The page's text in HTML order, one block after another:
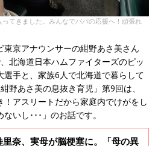
てきました。みんなでパパの応援へ！頑張れ
東京アナウンサーの紺野あさ美さん
北海道日本ハムファイターズのピッ
手と、家族6人で北海道で暮らして
野あさ美の息抜き育児」第9回は、
！アスリートだから家庭内でけがをし
いし･･･」のお話です。
里奈、実母が脳梗塞に。「母の異